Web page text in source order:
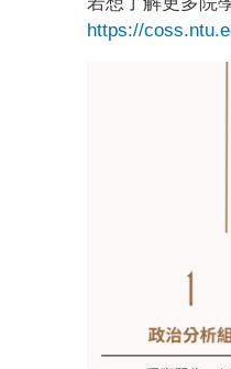
https://